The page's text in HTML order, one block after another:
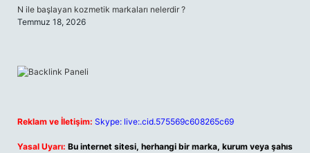
N ile başlayan kozmetik markaları nelerdir ?
Temmuz 18, 2026
Reklam ve İletişim: Skype: live:.cid.575569c608265c69
Yasal Uyarı: Bu internet sitesi, herhangi bir marka, kurum veya şahıs